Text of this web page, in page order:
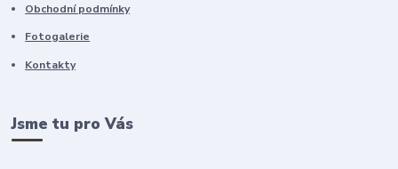
Obchodní podmínky
Fotogalerie
Kontakty
Jsme tu pro Vás